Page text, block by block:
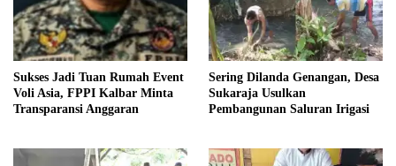
Sukses Jadi Tuan Rumah Event
Voli Asia, FPPI Kalbar Minta
Transparansi Anggaran
Sering Dilanda Genangan, Desa
Sukaraja Usulkan
Pembangunan Saluran Irigasi